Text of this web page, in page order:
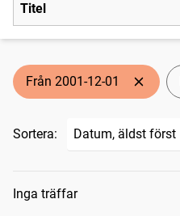
Titel
Från 2001-12-01
Sortera:
Sökresultat
Inga träffar